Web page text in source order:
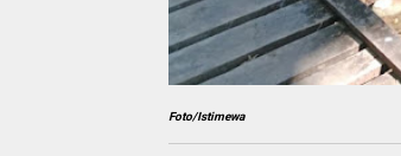
Foto/Istimewa